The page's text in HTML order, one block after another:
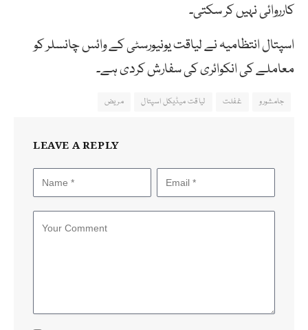
کارروائی نہیں کر سکتی۔
اسپتال انتظامیہ نے لیاقت یونیورسٹی کے وائس چانسلر کو
معاملے کی انکوائری کی سفارش کردی ہے۔
جامشورو غفلت لیاقت میڈیکل اسپتال مریض
LEAVE A REPLY